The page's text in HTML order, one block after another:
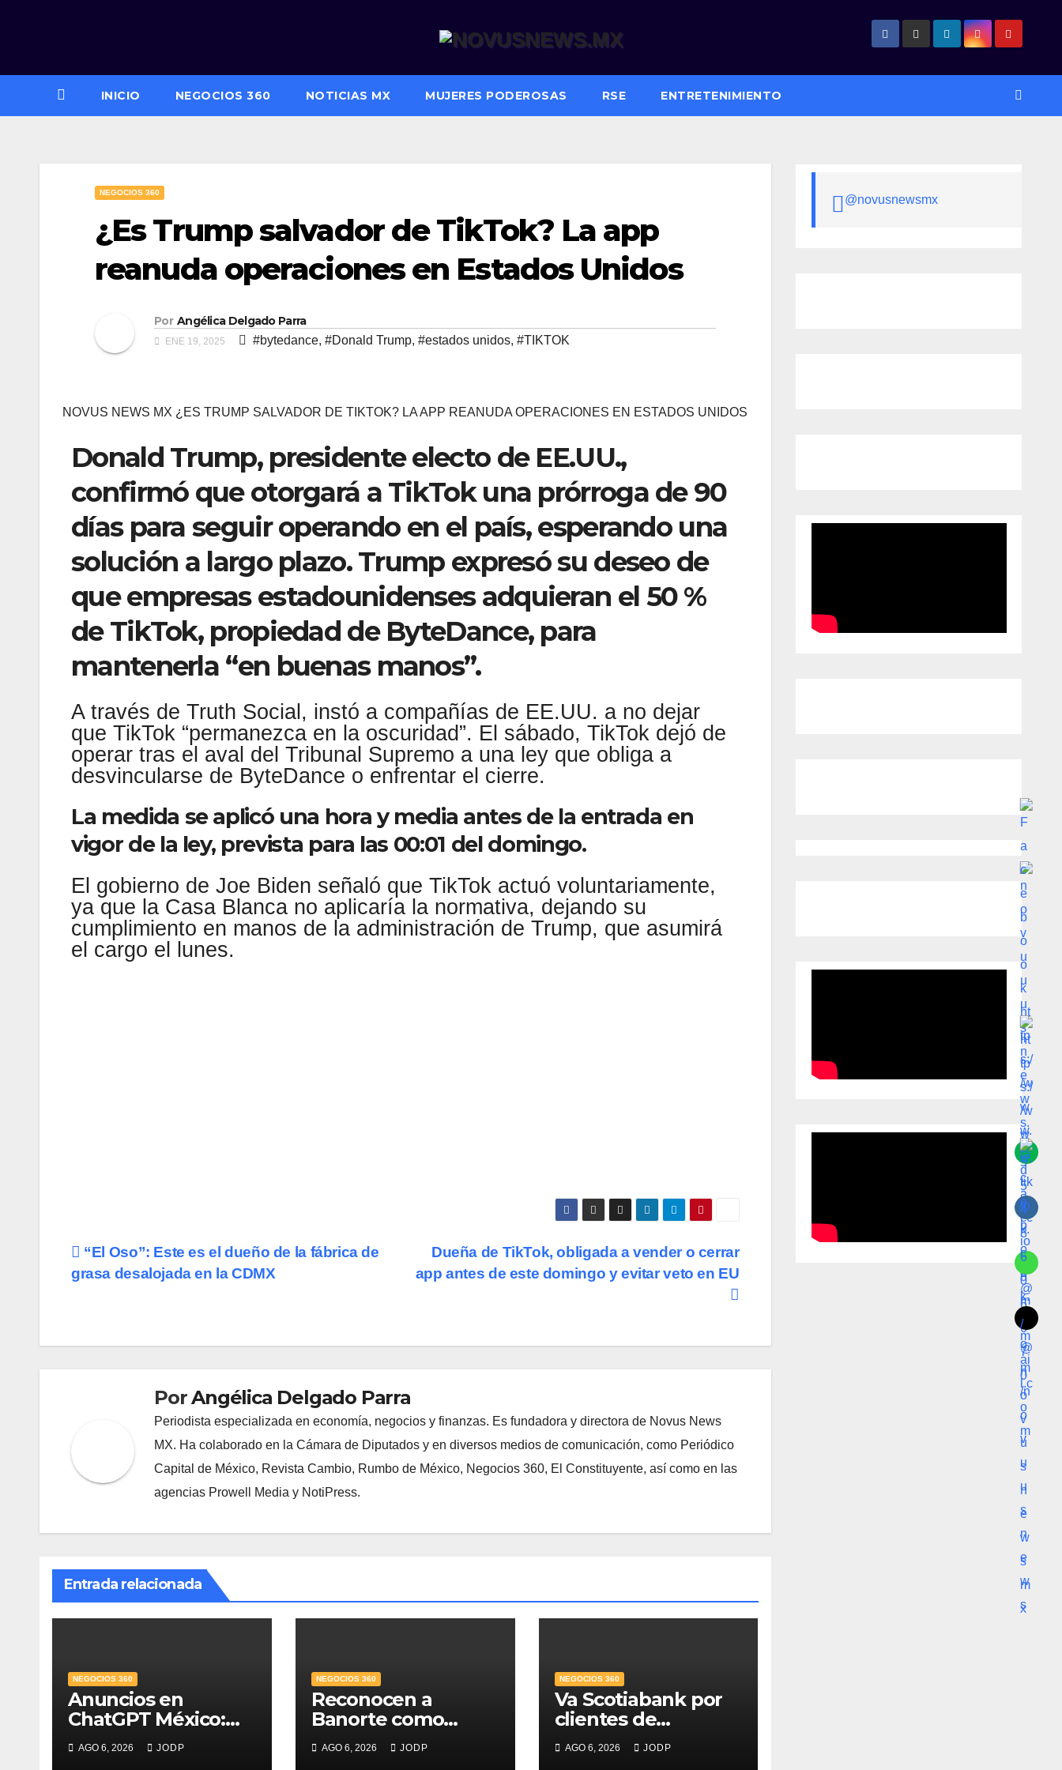
INICIO NEGOCIOS 360 NOTICIAS MX MUJERES PODEROSAS RSE ENTRETENIMIENTO
NEGOCIOS 360
¿Es Trump salvador de TikTok? La app
reanuda operaciones en Estados Unidos
Por Angélica Delgado Parra
ENE 19, 2025 #bytedance, #Donald Trump, #estados unidos, #TIKTOK
NOVUS NEWS MX ¿ES TRUMP SALVADOR DE TIKTOK? LA APP REANUDA OPERACIONES EN ESTADOS UNIDOS
Donald Trump, presidente electo de EE.UU.,
confirmó que otorgará a TikTok una prórroga de 90
días para seguir operando en el país, esperando una
solución a largo plazo. Trump expresó su deseo de
que empresas estadounidenses adquieran el 50 %
de TikTok, propiedad de ByteDance, para
mantenerla “en buenas manos”.
A través de Truth Social, instó a compañías de EE.UU. a no dejar
que TikTok “permanezca en la oscuridad”. El sábado, TikTok dejó de
operar tras el aval del Tribunal Supremo a una ley que obliga a
desvincularse de ByteDance o enfrentar el cierre.
La medida se aplicó una hora y media antes de la entrada en
vigor de la ley, prevista para las 00:01 del domingo.
El gobierno de Joe Biden señaló que TikTok actuó voluntariamente,
ya que la Casa Blanca no aplicaría la normativa, dejando su
cumplimiento en manos de la administración de Trump, que asumirá
el cargo el lunes.
Navegación
de
Dueña de TikTok, obligada a vender o cerrar
app antes de este domingo y evitar veto en EU
“El Oso”: Este es el dueño de la fábrica de
grasa desalojada en la CDMX
PorAngélica Delgado Parra
Periodista especializada en economía, negocios y finanzas. Es fundadora y directora de Novus News
MX. Ha colaborado en la Cámara de Diputados y en diversos medios de comunicación, como Periódico
Capital de México, Revista Cambio, Rumbo de México, Negocios 360, El Constituyente, así como en las
agencias Prowell Media y NotiPress.
Entrada relacionada
NEGOCIOS 360
Anuncios en
ChatGPT México:
¿quién los verá y
qué pasará con las
AGO 6, 2026 JODP
NEGOCIOS 360
Reconocen a
Banorte como
Mejor Banco para
PyMEs; supera 14%
AGO 6, 2026 JODP
NEGOCIOS 360
Va Scotiabank por
clientes de
patrimonio
emergente
AGO 6, 2026 JODP
@novusnewsmx